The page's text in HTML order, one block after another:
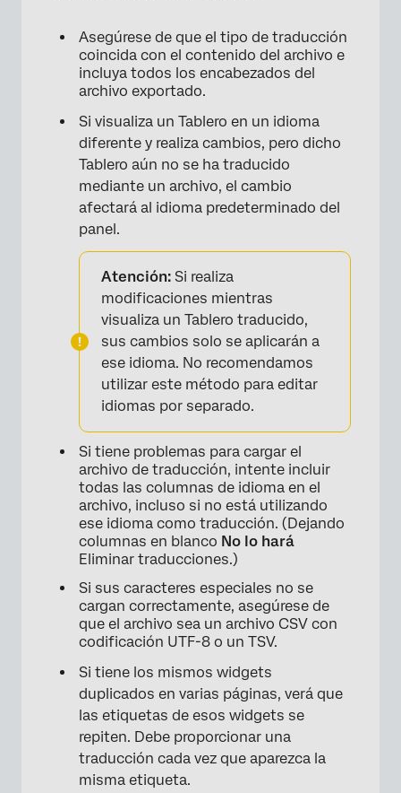
×
×
Asegúrese de que el tipo de traducción
coincida con el contenido del archivo e
incluya todos los encabezados del
archivo exportado.
Si visualiza un Tablero en un idioma
diferente y realiza cambios, pero dicho
Tablero aún no se ha traducido
mediante un archivo, el cambio
afectará al idioma predeterminado del
panel.
Atención: Si realiza
modificaciones mientras
visualiza un Tablero traducido,
sus cambios solo se aplicarán a
ese idioma. No recomendamos
utilizar este método para editar
idiomas por separado.
Si tiene problemas para cargar el
archivo de traducción, intente incluir
todas las columnas de idioma en el
archivo, incluso si no está utilizando
ese idioma como traducción. (Dejando
columnas en blanco No lo hará
Eliminar traducciones.)
Si sus caracteres especiales no se
cargan correctamente, asegúrese de
que el archivo sea un archivo CSV con
codificación UTF-8 o un TSV.
Si tiene los mismos widgets
duplicados en varias páginas, verá que
las etiquetas de esos widgets se
repiten. Debe proporcionar una
traducción cada vez que aparezca la
misma etiqueta.